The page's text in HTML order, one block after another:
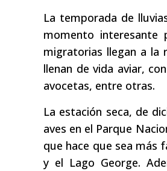
La temporada de
momento interesante
migratorias llegan a la
llenan de vida aviar,
avocetas, entre otras.
La estación seca, de
aves en el Parque
que hace que sea más
y el Lago George.